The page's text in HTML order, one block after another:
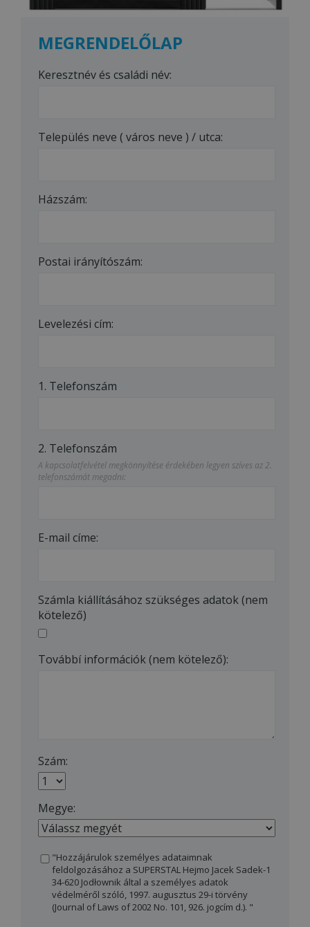
MEGRENDELŐLAP
Keresztnév és családi név:
Település neve ( város neve ) / utca:
Házszám:
Postai irányítószám:
Levelezési cím:
1. Telefonszám
2. Telefonszám
A kapcsolatfelvétel megkönnyítése érdekében legyen szíves az 2.
telefonszámát megadni:
E-mail címe:
Számla kiállításához szükséges adatok (nem
kötelező)
Továbbí információk (nem kötelező):
Szám:
Megye:
"Hozzájárulok személyes adataimnak
feldolgozásához a SUPERSTAL Hejmo Jacek Sadek-1
34-620 Jodłownik által a személyes adatok
védelméről szóló, 1997. augusztus 29-i törvény
(Journal of Laws of 2002 No. 101, 926. jogcím d.). "